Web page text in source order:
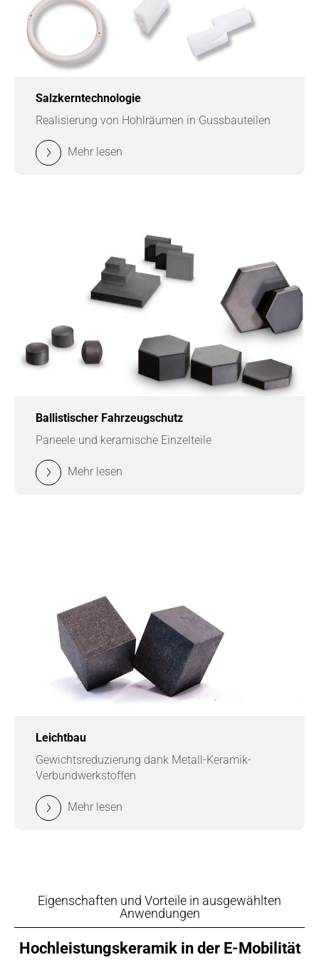
Salzkerntechnologie
Realisierung von Hohlräumen in Gussbauteilen
Mehr lesen
Ballistischer Fahrzeugschutz
Paneele und keramische Einzelteile
Mehr lesen
Leichtbau
Gewichtsreduzierung dank Metall-Keramik-
Verbundwerkstoffen
Mehr lesen
Eigenschaften und Vorteile in ausgewählten
Anwendungen
Hochleistungskeramik in der E-Mobilität